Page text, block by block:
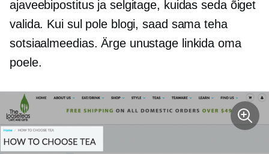
ajaveebipostitus ja selgitage, kuidas seda õiget
valida. Kui sul pole blogi, saad sama teha
sotsiaalmeedias. Ärge unustage linkida oma
poele.